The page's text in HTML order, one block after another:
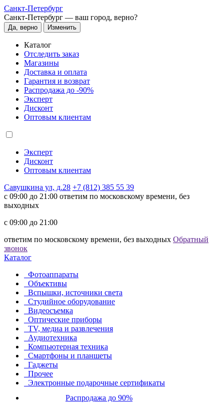
Санкт-Петербург
Санкт-Петербург — ваш город, верно?
Да, верно Изменить
Каталог
Отследить заказ
Магазины
Доставка и оплата
Гарантия и возврат
Распродажа до -90%
Эксперт
Дисконт
Оптовым клиентам
Эксперт
Дисконт
Оптовым клиентам
Савушкина ул, д.28 +7 (812) 385 55 39
c 09:00 до 21:00 ответим по московскому времени, без
выходных
c 09:00 до 21:00
ответим по московскому времени, без выходных Обратный
звонок
Каталог
Фотоаппараты
Объективы
Вспышки, источники света
Студийное оборудование
Видеосъемка
Оптические приборы
TV, медиа и развлечения
Аудиотехника
Компьютерная техника
Смартфоны и планшеты
Гаджеты
Прочее
Электронные подарочные сертификаты
Распродажа до 90%